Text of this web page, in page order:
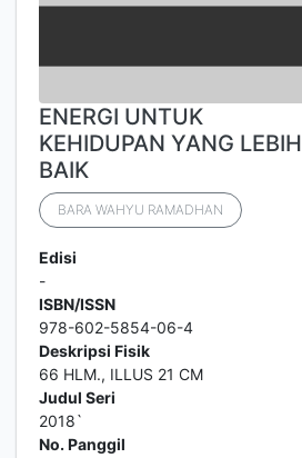
ENERGI UNTUK
KEHIDUPAN YANG LEBIH
BAIK
BARA WAHYU RAMADHAN
Edisi
-
ISBN/ISSN
978-602-5854-06-4
Deskripsi Fisik
66 HLM., ILLUS 21 CM
Judul Seri
2018`
No. Panggil